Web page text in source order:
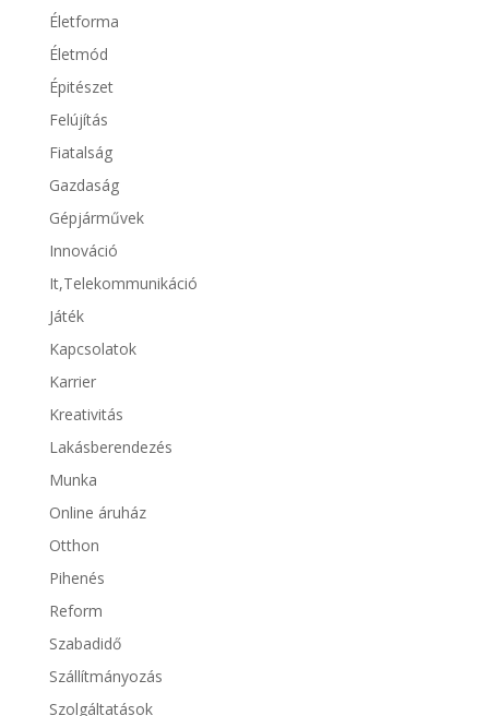
Életforma
Életmód
Épitészet
Felújítás
Fiatalság
Gazdaság
Gépjárművek
Innováció
It,Telekommunikáció
Játék
Kapcsolatok
Karrier
Kreativitás
Lakásberendezés
Munka
Online áruház
Otthon
Pihenés
Reform
Szabadidő
Szállítmányozás
Szolgáltatások